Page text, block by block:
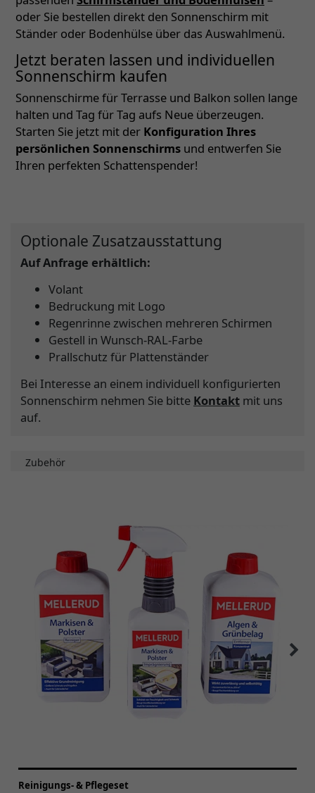
oder Sie bestellen direkt den Sonnenschirm mit
Ständer oder Bodenhülse über das Auswahlmenü.
Jetzt beraten lassen und individuellen
Sonnenschirm kaufen
Sonnenschirme für Terrasse und Balkon sollen lange
halten und Tag für Tag aufs Neue überzeugen.
Starten Sie jetzt mit der Konfiguration Ihres
persönlichen Sonnenschirms und entwerfen Sie
Ihren perfekten Schattenspender!
Optionale Zusatzausstattung
Auf Anfrage erhältlich:
Volant
Bedruckung mit Logo
Regenrinne zwischen mehreren Schirmen
Gestell in Wunsch-RAL-Farbe
Prallschutz für Plattenständer
Bei Interesse an einem individuell konfigurierten
Sonnenschirm nehmen Sie bitte Kontakt mit uns
auf.
Zubehör
Reinigungs- & Pflegeset